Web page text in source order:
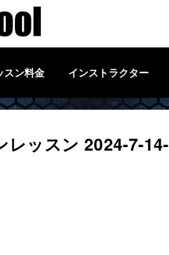
スン料金 インストラクター
レッスン 2024-7-14-